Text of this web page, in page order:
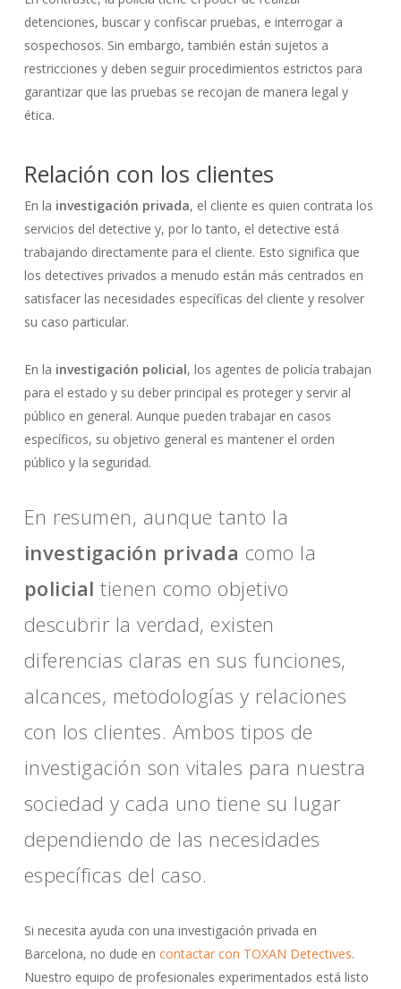
detenciones, buscar y confiscar pruebas, e interrogar a
sospechosos. Sin embargo, también están sujetos a
restricciones y deben seguir procedimientos estrictos para
garantizar que las pruebas se recojan de manera legal y
ética.
Relación con los clientes
En la investigación privada, el cliente es quien contrata los
servicios del detective y, por lo tanto, el detective está
trabajando directamente para el cliente. Esto significa que
los detectives privados a menudo están más centrados en
satisfacer las necesidades específicas del cliente y resolver
su caso particular.
En la investigación policial, los agentes de policía trabajan
para el estado y su deber principal es proteger y servir al
público en general. Aunque pueden trabajar en casos
específicos, su objetivo general es mantener el orden
público y la seguridad.
En resumen, aunque tanto la
investigación privada como la
policial tienen como objetivo
descubrir la verdad, existen
diferencias claras en sus funciones,
alcances, metodologías y relaciones
con los clientes. Ambos tipos de
investigación son vitales para nuestra
sociedad y cada uno tiene su lugar
dependiendo de las necesidades
específicas del caso.
Si necesita ayuda con una investigación privada en
Barcelona, no dude en contactar con TOXAN Detectives.
Nuestro equipo de profesionales experimentados está listo